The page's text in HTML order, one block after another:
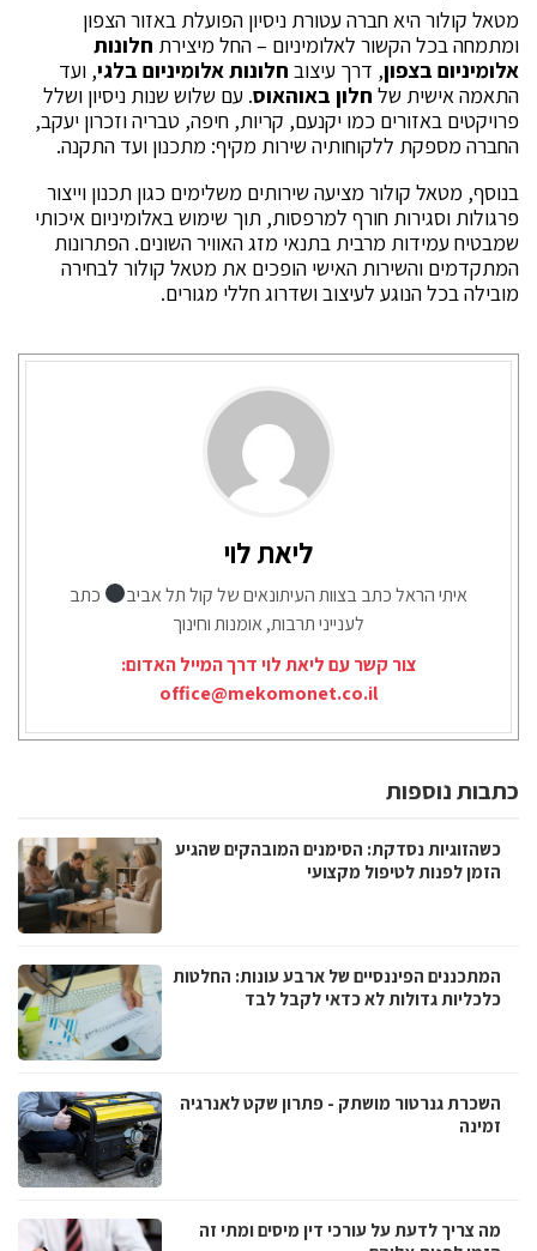
מטאל קולור היא חברה עטורת ניסיון הפועלת באזור הצפון
ומתמחה בכל הקשור לאלומיניום – החל מיצירת חלונות
אלומיניום בצפון, דרך עיצוב חלונות אלומיניום בלגי, ועד
התאמה אישית של חלון באוהאוס. עם שלוש שנות ניסיון ושלל
פרויקטים באזורים כמו יקנעם, קריות, חיפה, טבריה וזכרון יעקב,
החברה מספקת ללקוחותיה שירות מקיף: מתכנון ועד התקנה.
בנוסף, מטאל קולור מציעה שירותים משלימים כגון תכנון וייצור
פרגולות וסגירות חורף למרפסות, תוך שימוש באלומיניום איכותי
שמבטיח עמידות מרבית בתנאי מזג האוויר השונים. הפתרונות
המתקדמים והשירות האישי הופכים את מטאל קולור לבחירה
מובילה בכל הנוגע לעיצוב ושדרוג חללי מגורים.
ליאת לוי
איתי הראל כתב בצוות העיתונאים של קול תל אביב
כתב
לענייני תרבות, אומנות וחינוך
צור קשר עם ליאת לוי דרך המייל האדום:
office@mekomonet.co.il
כתבות נוספות
כשהזוגיות נסדקת: הסימנים המובהקים שהגיע
הזמן לפנות לטיפול מקצועי
המתכננים הפיננסיים של ארבע עונות: החלטות
כלכליות גדולות לא כדאי לקבל לבד
השכרת גנרטור מושתק - פתרון שקט לאנרגיה
זמינה
מה צריך לדעת על עורכי דין מיסים ומתי זה